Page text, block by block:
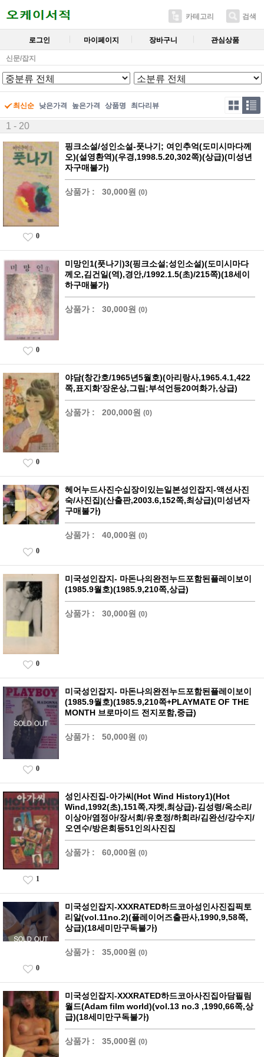
카테고리 검색
로그인 마이페이지 장바구니 관심상품
신문/잡지
최신순 낮은가격 높은가격 상품명 최다리뷰
1 - 20
핑크소설/성인소설-풋나기; 여인추억(도미시마다께
오)(설영환역)(우경,1998.5.20,302쪽)(상급)(미성년
자구매불가)
상품가 : 30,000원 (0)
0
미망인1(풋나기)3(핑크소설;성인소설)(도미시마다
께오,김건일(역),경안,/1992.1.5(초)/215쪽)(18세이
하구매불가)
상품가 : 30,000원 (0)
0
야담(창간호/1965년5월호)(아리랑사,1965.4.1,422
쪽,표지화'장운상,그림;부석언등20여화가,상급)
상품가 : 200,000원 (0)
0
헤어누드사진수십장이있는일본성인잡지-액션사진
숙/사진집)(산출판,2003.6,152쪽,최상급)(미성년자
구매불가)
상품가 : 40,000원 (0)
0
미국성인잡지- 마돈나의완전누드포함된플레이보이
(1985.9월호)(1985.9,210쪽,상급)
상품가 : 30,000원 (0)
0
미국성인잡지- 마돈나의완전누드포함된플레이보이
(1985.9월호)(1985.9,210쪽+PLAYMATE OF THE
MONTH 브로마이드 전지포함,중급)
상품가 : 50,000원 (0)
0
성인사진집-아가씨(Hot Wind History1)(Hot
Wind,1992(초),151쪽,쟈켓,최상급)-김성령/옥소리/
이상아/염정아/장서희/유호정/하희라/김완선/강수지/
오연수/방은희등51인의사진집
상품가 : 60,000원 (0)
1
미국성인잡지-XXXRATED하드코아성인사진집픽토
리알(vol.11no.2)(플레이어즈출판사,1990,9,58쪽,
상급)(18세미만구독불가)
상품가 : 35,000원 (0)
0
미국성인잡지-XXXRATED하드코아사진집아담필림
월드(Adam film world)(vol.13 no.3 ,1990,66쪽,상
급)(18세미만구독불가)
상품가 : 35,000원 (0)